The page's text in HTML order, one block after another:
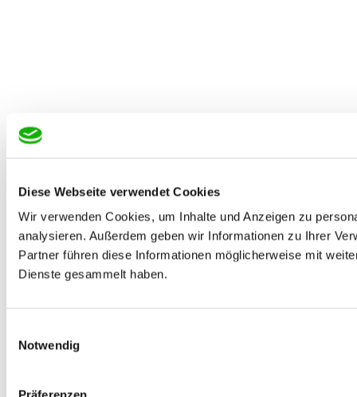
Diese Webseite verwendet Cookies
Wir verwenden Cookies, um Inhalte und Anzeigen zu
analysieren. Außerdem geben wir Informationen zu Ihrer
Partner führen diese Informationen möglicherweise mit
Dienste gesammelt haben.
Notwendig